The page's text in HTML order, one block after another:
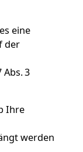
eine
der
3
Ihre
werden